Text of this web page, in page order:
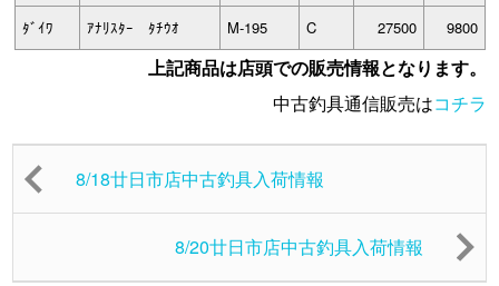
ﾀﾞｲﾜ ｱﾅﾘｽﾀｰ ﾀﾁｳｵ M-195 C 27500 9800
上記商品は店頭での販売情報となります。
中古釣具通信販売はコチラ
8/18廿日市店中古釣具入荷情報
8/20廿日市店中古釣具入荷情報